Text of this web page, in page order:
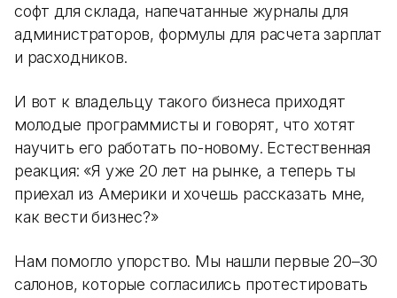
софт для склада, напечатанные журналы для
администраторов, формулы для расчета зарплат
и расходников.
И вот к владельцу такого бизнеса приходят
молодые программисты и говорят, что хотят
научить его работать по-новому. Естественная
реакция: «Я уже 20 лет на рынке, а теперь ты
приехал из Америки и хочешь рассказать мне,
как вести бизнес?»
Нам помогло упорство. Мы нашли первые 20–30
салонов, которые согласились протестировать